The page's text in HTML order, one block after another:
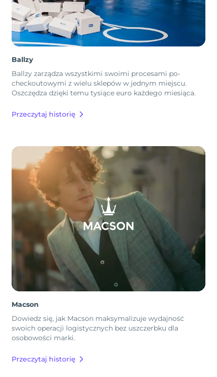
Ballzy
Ballzy zarządza wszystkimi swoimi procesami po-
checkoutowymi z wielu sklepów w jednym miejscu.
Oszczędza dzięki temu tysiące euro każdego miesiąca.
Przeczytaj historię
Macson
Dowiedz się, jak Macson maksymalizuje wydajność
swoich operacji logistycznych bez uszczerbku dla
osobowości marki.
Przeczytaj historię